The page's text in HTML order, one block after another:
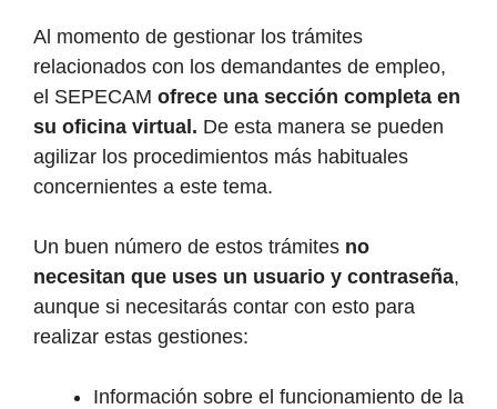
Al momento de gestionar los trámites
relacionados con los demandantes de empleo,
el SEPECAM ofrece una sección completa en
su oficina virtual. De esta manera se pueden
agilizar los procedimientos más habituales
concernientes a este tema.
Un buen número de estos trámites no
necesitan que uses un usuario y contraseña,
aunque si necesitarás contar con esto para
realizar estas gestiones:
Información sobre el funcionamiento de la